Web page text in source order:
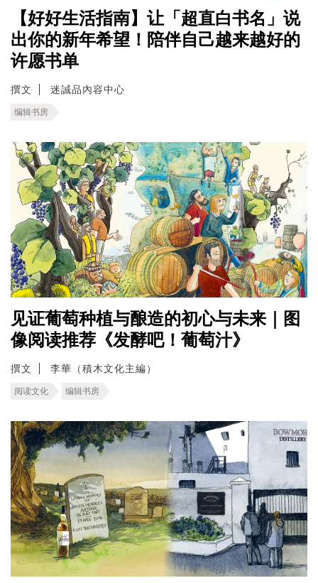
【好好生活指南】让「超直白书名」说
出你的新年希望！陪伴自己越来越好的
许愿书单
撰文 迷誠品內容中心
编辑书房
见证葡萄种植与酿造的初心与未来｜图
像阅读推荐《发酵吧！葡萄汁》
撰文 李華（積木文化主編）
阅读文化 编辑书房